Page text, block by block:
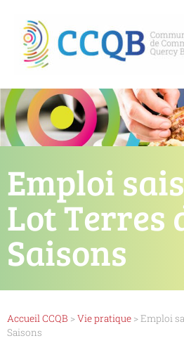
Emploi
Lot Terres
Saisons
Accueil CCQB >Vie pratique >Emploi
Saisons